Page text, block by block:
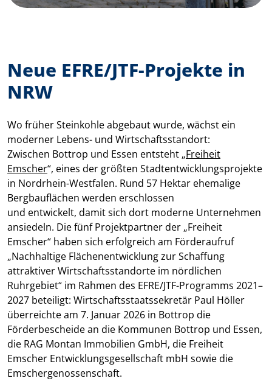
Neue EFRE/JTF-Projekte in
NRW
Wo früher Steinkohle abgebaut wurde, wächst ein
moderner Lebens- und Wirtschaftsstandort:
Zwischen Bottrop und Essen entsteht „Freiheit
Emscher“, eines der größten Stadtentwicklungsprojekte
in Nordrhein-Westfalen. Rund 57 Hektar ehemalige
Bergbauflächen werden erschlossen
und entwickelt, damit sich dort moderne Unternehmen
ansiedeln. Die fünf Projektpartner der „Freiheit
Emscher“ haben sich erfolgreich am Förderaufruf
„Nachhaltige Flächenentwicklung zur Schaffung
attraktiver Wirtschaftsstandorte im nördlichen
Ruhrgebiet“ im Rahmen des EFRE/JTF-Programms 2021–
2027 beteiligt: Wirtschaftsstaatssekretär Paul Höller
überreichte am 7. Januar 2026 in Bottrop die
Förderbescheide an die Kommunen Bottrop und Essen,
die RAG Montan Immobilien GmbH, die Freiheit
Emscher Entwicklungsgesellschaft mbH sowie die
Emschergenossenschaft.